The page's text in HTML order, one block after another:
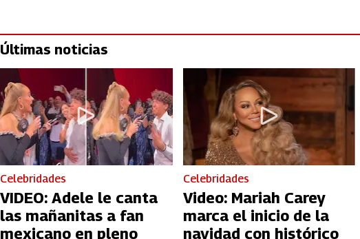
Últimas noticias
Celebridades
VIDEO: Adele le canta
las mañanitas a fan
mexicano en pleno
Celebridades
Video: Mariah Carey
marca el inicio de la
navidad con histórico